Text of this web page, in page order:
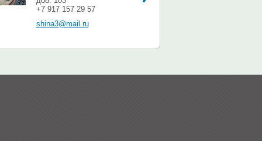
+7 917 157 29 57
shina3@mail.ru